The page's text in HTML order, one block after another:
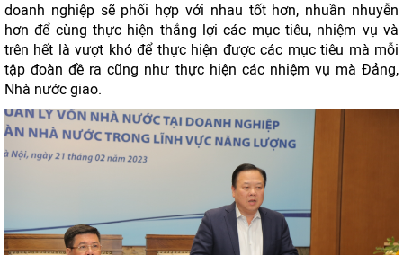
doanh nghiệp sẽ phối hợp với nhau tốt hơn, nhuần nhuyễn
hơn để cùng thực hiện thắng lợi các mục tiêu, nhiệm vụ và
trên hết là vượt khó để thực hiện được các mục tiêu mà mỗi
tập đoàn đề ra cũng như thực hiện các nhiệm vụ mà Đảng,
Nhà nước giao.